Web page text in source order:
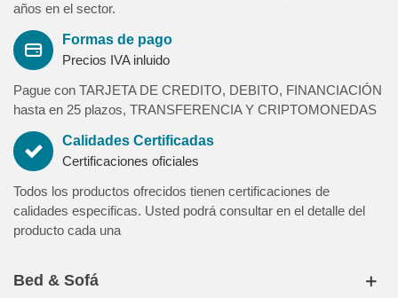
años en el sector.
Formas de pago
Precios IVA inluido
Pague con TARJETA DE CREDITO, DEBITO, FINANCIACIÓN
hasta en 25 plazos, TRANSFERENCIA Y CRIPTOMONEDAS
Calidades Certificadas
Certificaciones oficiales
Todos los productos ofrecidos tienen certificaciones de
calidades especificas. Usted podrá consultar en el detalle del
producto cada una
Bed & Sofá